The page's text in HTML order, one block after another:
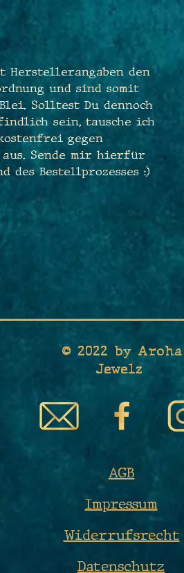
Herstellerangaben den
und sind somit
Solltest Du dennoch
sein, tausche ich
gegen
Sende mir hierfür
des Bestellprozesses :)
© 2022 by Aroha
Jewelz
AGB
Impressum
Widerrufsrecht
Datenschutz